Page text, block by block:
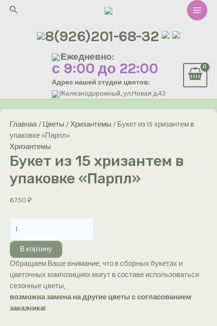
Перейти
Поиск
Main
8(926)201-68-32
Ежедневно:
с 9:00 до 22:00
Адрес нашей студии цветов:
Железнодорожный, ул.Новая д.43
Главная / Цветы /Хризантемы / Букет из 15 хризантем в
упаковке «Парпл»
Хризантемы
Букет из 15 хризантем в
упаковке «Парпл»
6750 ₽
товара
Букет
из
15
хризантем
в
упаковке
«Парпл»
В корзину
Обращаем Ваше внимание, что в сборных букетах и
цветочных композициях могут в составе использоваться
сезонные цветы,
возможна замена на другие цветы с согласованием
заказчика!